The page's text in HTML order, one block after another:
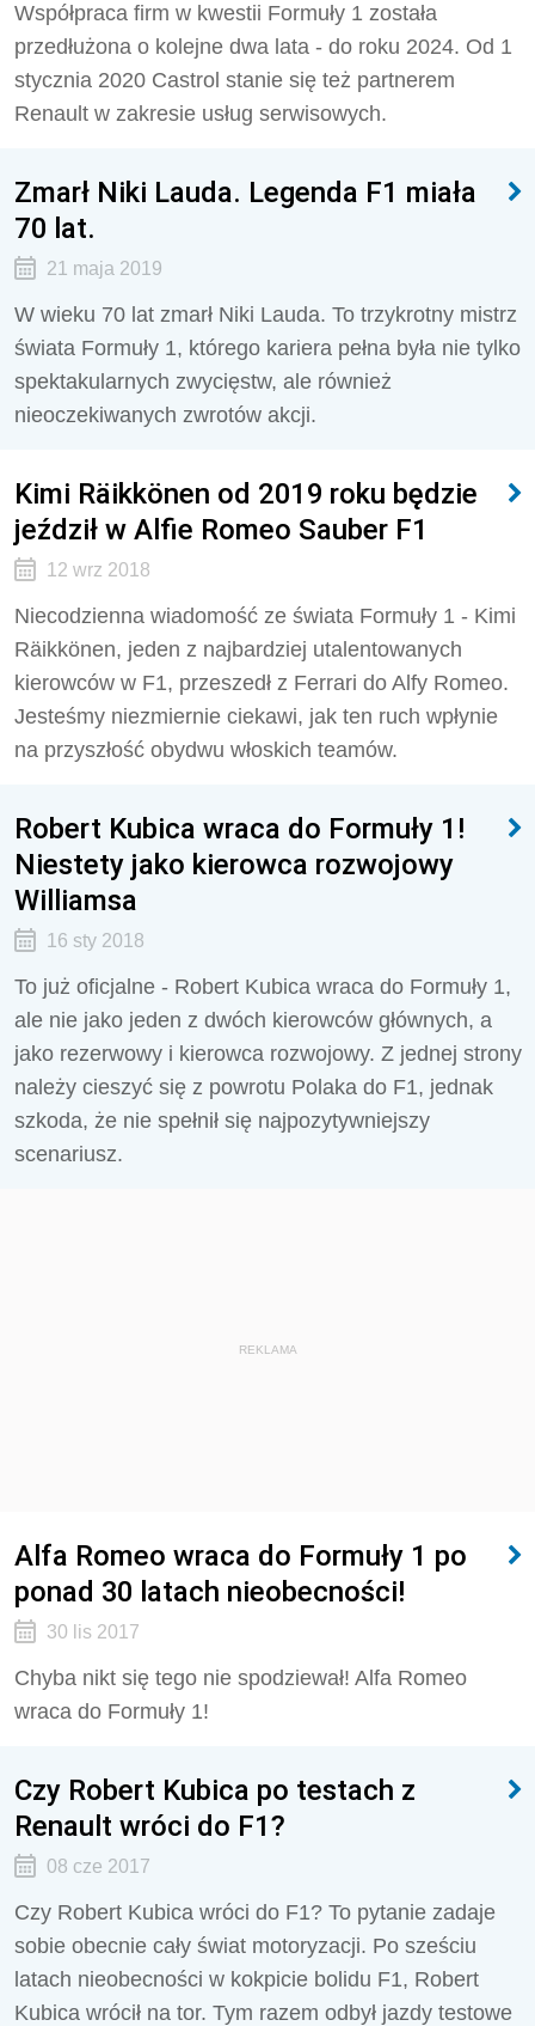
Współpraca firm w kwestii Formuły 1 została
przedłużona o kolejne dwa lata - do roku 2024. Od 1
stycznia 2020 Castrol stanie się też partnerem
Renault w zakresie usług serwisowych.
Zmarł Niki Lauda. Legenda F1 miała
70 lat.
21 maja 2019
W wieku 70 lat zmarł Niki Lauda. To trzykrotny mistrz
świata Formuły 1, którego kariera pełna była nie tylko
spektakularnych zwycięstw, ale również
nieoczekiwanych zwrotów akcji.
Kimi Räikkönen od 2019 roku będzie
jeździł w Alfie Romeo Sauber F1
12 wrz 2018
Niecodzienna wiadomość ze świata Formuły 1 - Kimi
Räikkönen, jeden z najbardziej utalentowanych
kierowców w F1, przeszedł z Ferrari do Alfy Romeo.
Jesteśmy niezmiernie ciekawi, jak ten ruch wpłynie
na przyszłość obydwu włoskich teamów.
Robert Kubica wraca do Formuły 1!
Niestety jako kierowca rozwojowy
Williamsa
16 sty 2018
To już oficjalne - Robert Kubica wraca do Formuły 1,
ale nie jako jeden z dwóch kierowców głównych, a
jako rezerwowy i kierowca rozwojowy. Z jednej strony
należy cieszyć się z powrotu Polaka do F1, jednak
szkoda, że nie spełnił się najpozytywniejszy
scenariusz.
REKLAMA
Alfa Romeo wraca do Formuły 1 po
ponad 30 latach nieobecności!
30 lis 2017
Chyba nikt się tego nie spodziewał! Alfa Romeo
wraca do Formuły 1!
Czy Robert Kubica po testach z
Renault wróci do F1?
08 cze 2017
Czy Robert Kubica wróci do F1? To pytanie zadaje
sobie obecnie cały świat motoryzacji. Po sześciu
latach nieobecności w kokpicie bolidu F1, Robert
Kubica wrócił na tor. Tym razem odbył jazdy testowe